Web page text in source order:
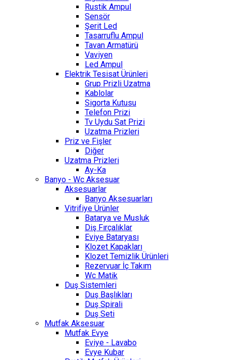
Rustik Ampul
Sensör
Şerit Led
Tasarruflu Ampul
Tavan Armatürü
Vaviyen
Led Ampul
Elektrik Tesisat Ürünleri
Grup Prizli Uzatma
Kablolar
Sigorta Kutusu
Telefon Prizi
Tv Uydu Sat Prizi
Uzatma Prizleri
Priz ve Fişler
Diğer
Uzatma Prizleri
Ay-Ka
Banyo - Wc Aksesuar
Aksesuarlar
Banyo Aksesuarları
Vitrifiye Ürünler
Batarya ve Musluk
Diş Fırçalıklar
Eviye Bataryası
Klozet Kapakları
Klozet Temizlik Ürünleri
Rezervuar İç Takım
Wc Matik
Duş Sistemleri
Duş Başlıkları
Duş Spirali
Duş Seti
Mutfak Aksesuar
Mutfak Evye
Eviye - Lavabo
Evye Kubar